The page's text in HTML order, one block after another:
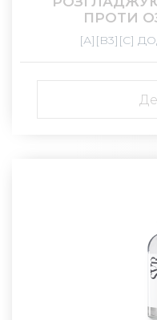
ПРОТИ
[А][B3][С]